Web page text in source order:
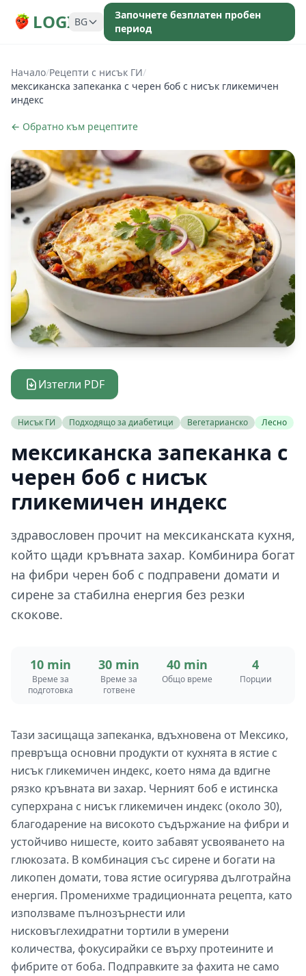
LOGI BG
Започнете безплатен пробен
период
Начало/Рецепти с нисък ГИ/
мексиканска запеканка с черен боб с нисък гликемичен
индекс
← Обратно към рецептите
Изтегли PDF
Нисък ГИ Подходящо за диабетици Вегетарианско Лесно
мексиканска запеканка с
черен боб с нисък
гликемичен индекс
здравословен прочит на мексиканската кухня,
който щади кръвната захар. Комбинира богат
на фибри черен боб с подправени домати и
сирене за стабилна енергия без резки
скокове.
10 min
Време за
подготовка
30 min
Време за
готвене
40 min
Общо време
4
Порции
Тази засищаща запеканка, вдъхновена от Мексико,
превръща основни продукти от кухнята в ястие с
нисък гликемичен индекс, което няма да вдигне
рязко кръвната ви захар. Черният боб е истинска
суперхрана с нисък гликемичен индекс (около 30),
благодарение на високото съдържание на фибри и
устойчиво нишесте, които забавят усвояването на
глюкозата. В комбинация със сирене и богати на
ликопен домати, това ястие осигурява дълготрайна
енергия. Променихме традиционната рецепта, като
използваме пълнозърнести или
нисковъглехидратни тортили в умерени
количества, фокусирайки се върху протеините и
фибрите от боба. Подправките за фахита не само